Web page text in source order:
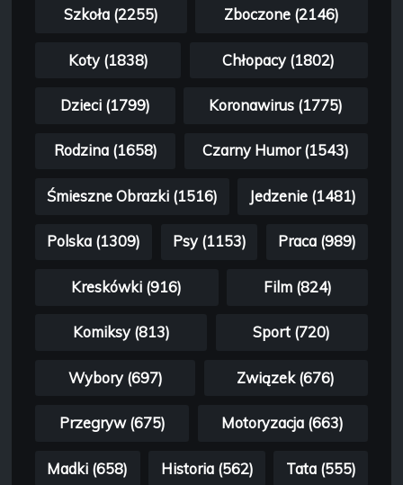
Szkoła (2255) Zboczone (2146)
Koty (1838) Chłopacy (1802)
Dzieci (1799) Koronawirus (1775)
Rodzina (1658) Czarny Humor (1543)
Śmieszne Obrazki (1516) Jedzenie (1481)
Polska (1309) Psy (1153) Praca (989)
Kreskówki (916) Film (824)
Komiksy (813) Sport (720)
Wybory (697) Związek (676)
Przegryw (675) Motoryzacja (663)
Madki (658) Historia (562) Tata (555)